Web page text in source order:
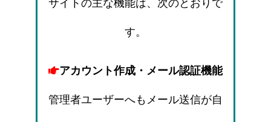
サイトの主な機能は、次のとおりで
す。
アカウント作成・メール認証機能
管理者ユーザーへもメール送信が自